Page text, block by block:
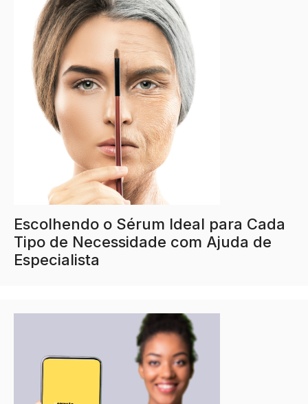
Escolhendo o Sérum Ideal para Cada
Tipo de Necessidade com Ajuda de
Especialista